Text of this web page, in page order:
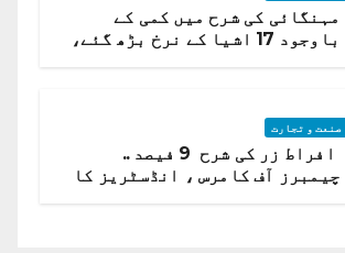
مہنگائی کی شرح میں کمی کے
باوجود 17 اشیا کے نرخ بڑھ گئے،
صنعت و تجارت
افراط زر کی شرح 9 فیصد ..
چیمبرز آف کامرس ، انڈسٹریز کا